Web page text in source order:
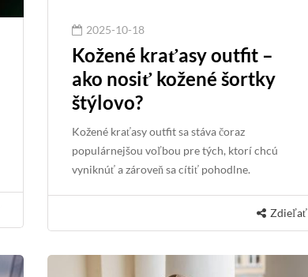
2025-10-18
Kožené kraťasy outfit –
ako nosiť kožené šortky
štýlovo?
Kožené kraťasy outfit sa stáva čoraz
populárnejšou voľbou pre tých, ktorí chcú
vyniknúť a zároveň sa cítiť pohodlne.
Zdieľať